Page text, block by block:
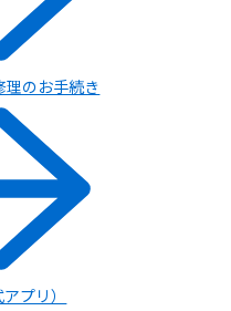
理のお手続き
プリ）